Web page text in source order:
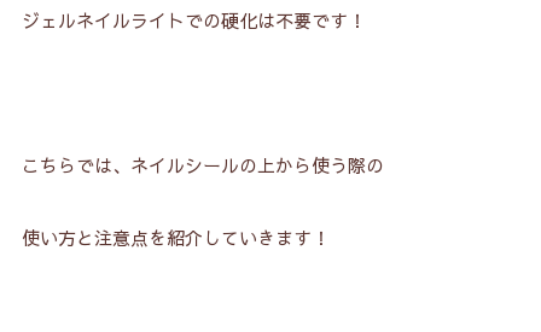
ジェルネイルライトでの硬化は不要です！
こちらでは、ネイルシールの上から使う際の
使い方と注意点を紹介していきます！